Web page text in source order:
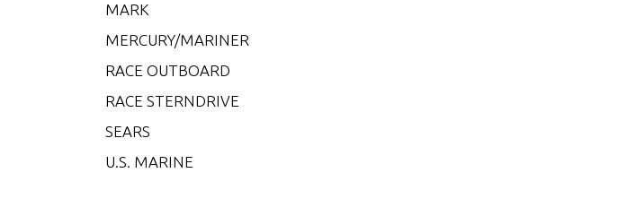
MARK
MERCURY/MARINER
RACE OUTBOARD
RACE STERNDRIVE
SEARS
U.S. MARINE